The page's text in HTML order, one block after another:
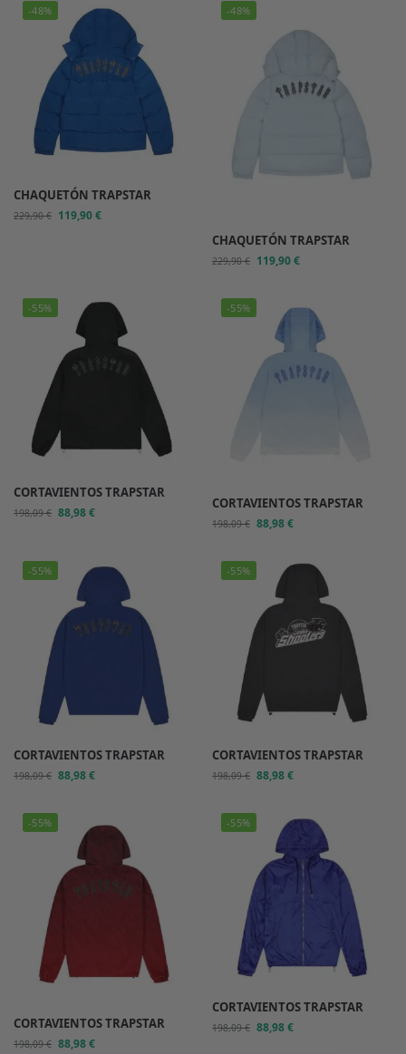
-48%
CHAQUETÓN TRAPSTAR
229,90€ 119,90€
-48%
CHAQUETÓN TRAPSTAR
229,90€ 119,90€
-55%
CORTAVIENTOS TRAPSTAR
198,09€ 88,98€
-55%
CORTAVIENTOS TRAPSTAR
198,09€ 88,98€
-55%
CORTAVIENTOS TRAPSTAR
198,09€ 88,98€
-55%
CORTAVIENTOS TRAPSTAR
198,09€ 88,98€
-55%
CORTAVIENTOS TRAPSTAR
198,09€ 88,98€
-55%
CORTAVIENTOS TRAPSTAR
198,09€ 88,98€